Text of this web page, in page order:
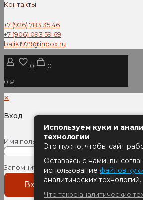
Контакты
+7 (926) 783 35 46
+7 (906) 093 59 69
balik1979@inbox.ru
0
0
0 ₽
✕
Вход
Имя пользователя или Email Пароль
Запомнить меня
Вход
Используем куки и
технологии
Это нужно, чтобы сайт
Оставаясь с нами, вы
использование файлов
аналитических технологий.
Что такое аналитические